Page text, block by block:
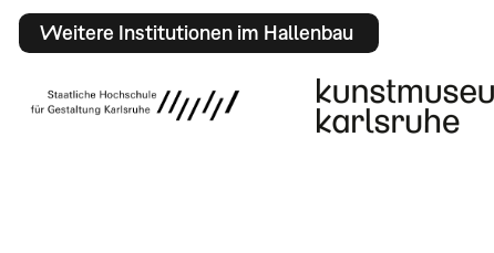
Weitere Institutionen im Hallenbau